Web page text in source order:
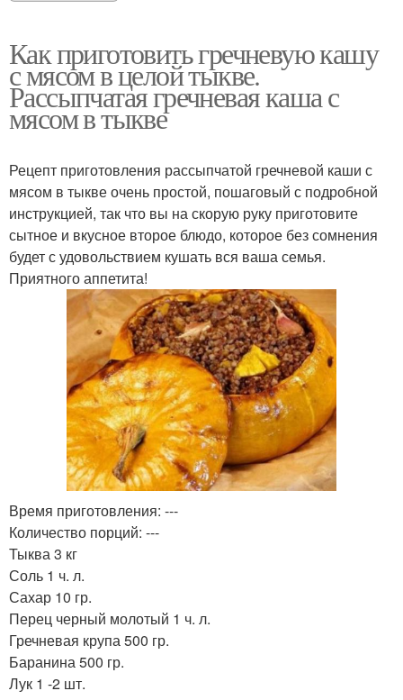
Как приготовить гречневую кашу
с мясом в целой тыкве.
Рассыпчатая гречневая каша с
мясом в тыкве
Рецепт приготовления рассыпчатой гречневой каши с
мясом в тыкве очень простой, пошаговый с подробной
инструкцией, так что вы на скорую руку приготовите
сытное и вкусное второе блюдо, которое без сомнения
будет с удовольствием кушать вся ваша семья.
Приятного аппетита!
Время приготовления: ---
Количество порций: ---
Тыква 3 кг
Соль 1 ч. л.
Сахар 10 гр.
Перец черный молотый 1 ч. л.
Гречневая крупа 500 гр.
Баранина 500 гр.
Лук 1 -2 шт.